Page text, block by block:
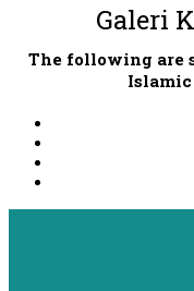
Galeri
The following are